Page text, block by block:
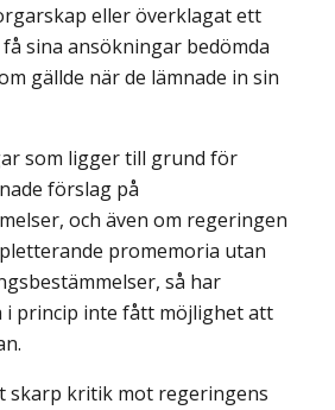
eller överklagat ett
sina ansökningar bedömda
gällde när de lämnade in sin
som ligger till grund för
förslag på
och även om regeringen
promemoria utan
så har
i princip inte fått möjlighet att
skarp kritik mot regeringens